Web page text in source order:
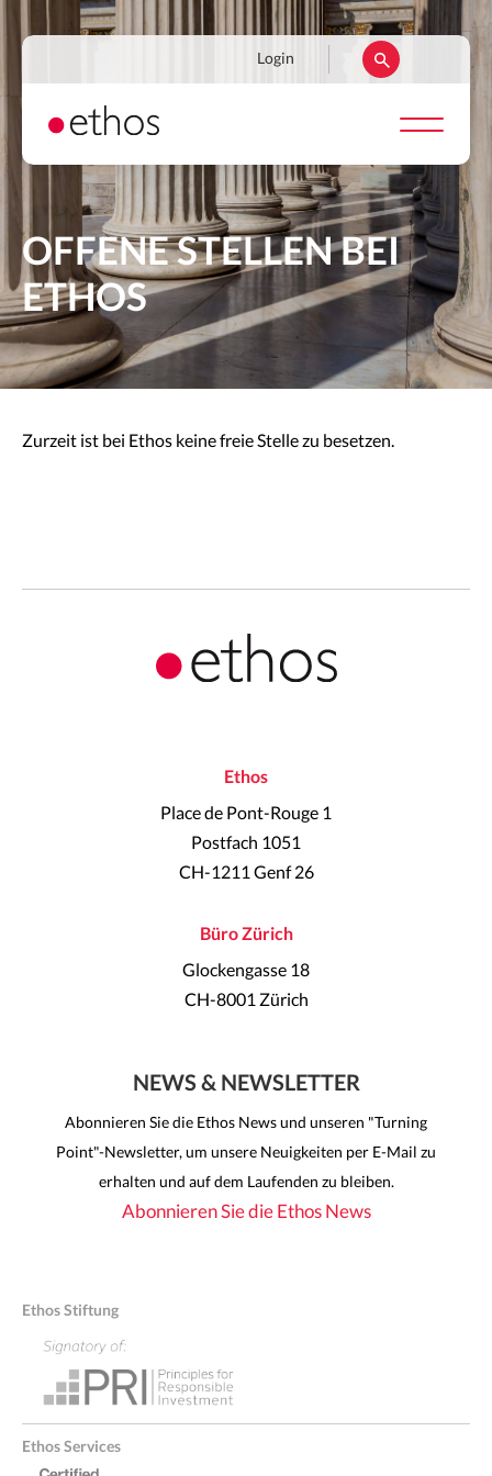
zum
Navigation
secondaire
Login
OFFENE STELLEN BEI
ETHOS
Zurzeit ist bei Ethos keine freie Stelle zu besetzen.
Ethos
Place de Pont-Rouge 1
Postfach 1051
CH-1211 Genf 26
Büro Zürich
Glockengasse 18
CH-8001 Zürich
NEWS & NEWSLETTER
Abonnieren Sie die Ethos News und unseren "Turning
Point"-Newsletter, um unsere Neuigkeiten per E-Mail zu
erhalten und auf dem Laufenden zu bleiben.
Abonnieren Sie die Ethos News
Ethos Stiftung
Ethos Services